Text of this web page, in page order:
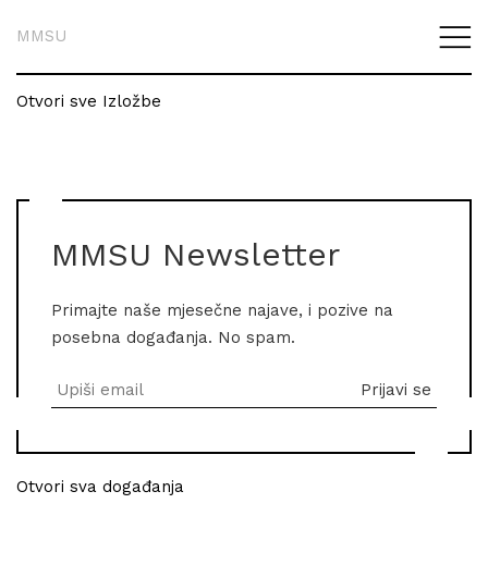
MMSU
Otvori sve Izložbe
MMSU Newsletter
Primajte naše mjesečne najave, i pozive na
posebna događanja. No spam.
Otvori sva događanja